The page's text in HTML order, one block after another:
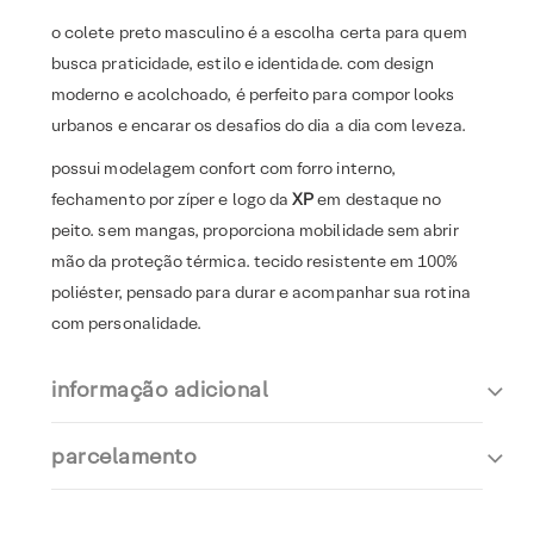
o colete preto masculino é a escolha certa para quem
busca praticidade, estilo e identidade. com design
moderno e acolchoado, é perfeito para compor looks
urbanos e encarar os desafios do dia a dia com leveza.
possui modelagem confort com forro interno,
fechamento por zíper e logo daXPem destaque no
peito. sem mangas, proporciona mobilidade sem abrir
mão da proteção térmica. tecido resistente em 100%
poliéster, pensado para durar e acompanhar sua rotina
com personalidade.
informação adicional
parcelamento